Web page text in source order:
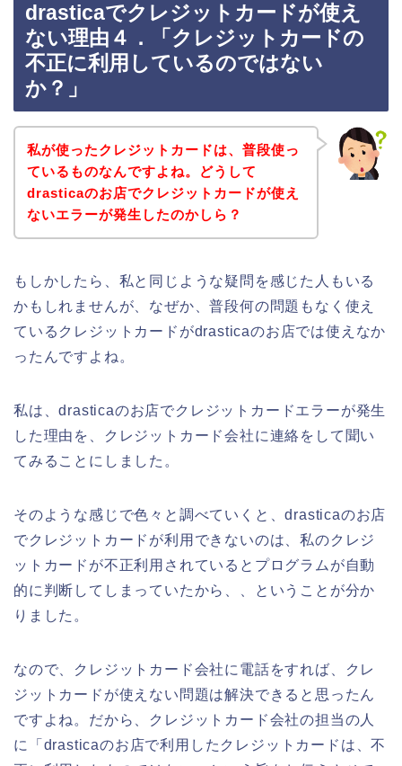
drasticaでクレジットカードが使え
ない理由４．「クレジットカードの
不正に利用しているのではない
か？」
私が使ったクレジットカードは、普段使っ
ているものなんですよね。どうして
drasticaのお店でクレジットカードが使え
ないエラーが発生したのかしら？
もしかしたら、私と同じような疑問を感じた人もいる
かもしれませんが、なぜか、普段何の問題もなく使え
ているクレジットカードがdrasticaのお店では使えなか
ったんですよね。
私は、drasticaのお店でクレジットカードエラーが発生
した理由を、クレジットカード会社に連絡をして聞い
てみることにしました。
そのような感じで色々と調べていくと、drasticaのお店
でクレジットカードが利用できないのは、私のクレジ
ットカードが不正利用されているとプログラムが自動
的に判断してしまっていたから、、ということが分か
りました。
なので、クレジットカード会社に電話をすれば、クレ
ジットカードが使えない問題は解決できると思ったん
ですよね。だから、クレジットカード会社の担当の人
に「drasticaのお店で利用したクレジットカードは、不